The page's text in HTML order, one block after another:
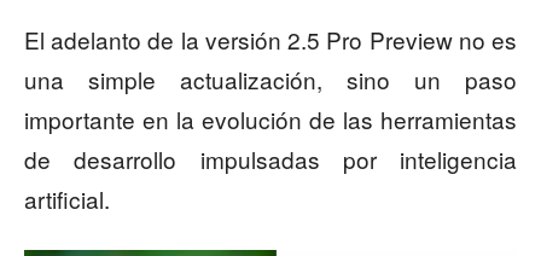
El adelanto de la versión 2.5 Pro Preview no es
una simple actualización, sino un paso
importante en la evolución de las herramientas
de desarrollo impulsadas por inteligencia
artificial.